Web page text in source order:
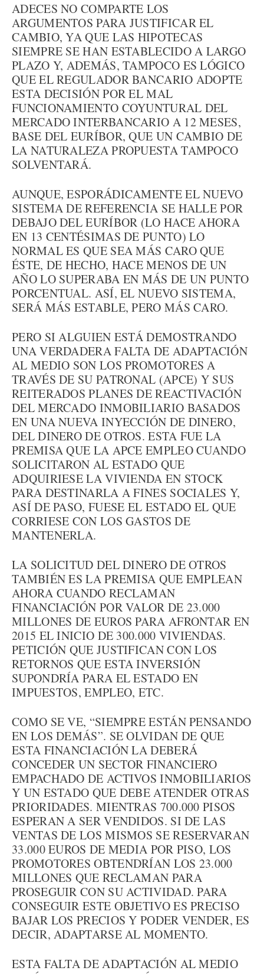
ADECES NO COMPARTE LOS
ARGUMENTOS PARA JUSTIFICAR EL
CAMBIO, YA QUE LAS HIPOTECAS
SIEMPRE SE HAN ESTABLECIDO A LARGO
PLAZO Y, ADEMÁS, TAMPOCO ES LÓGICO
QUE EL REGULADOR BANCARIO ADOPTE
ESTA DECISIÓN POR EL MAL
FUNCIONAMIENTO COYUNTURAL DEL
MERCADO INTERBANCARIO A 12 MESES,
BASE DEL EURÍBOR, QUE UN CAMBIO DE
LA NATURALEZA PROPUESTA TAMPOCO
SOLVENTARÁ.
AUNQUE, ESPORÁDICAMENTE EL NUEVO
SISTEMA DE REFERENCIA SE HALLE POR
DEBAJO DEL EURÍBOR (LO HACE AHORA
EN 13 CENTÉSIMAS DE PUNTO) LO
NORMAL ES QUE SEA MÁS CARO QUE
ÉSTE, DE HECHO, HACE MENOS DE UN
AÑO LO SUPERABA EN MÁS DE UN PUNTO
PORCENTUAL. ASÍ, EL NUEVO SISTEMA,
SERÁ MÁS ESTABLE, PERO MÁS CARO.
PERO SI ALGUIEN ESTÁ DEMOSTRANDO
UNA VERDADERA FALTA DE ADAPTACIÓN
AL MEDIO SON LOS PROMOTORES A
TRAVÉS DE SU PATRONAL (APCE) Y SUS
REITERADOS PLANES DE REACTIVACIÓN
DEL MERCADO INMOBILIARIO BASADOS
EN UNA NUEVA INYECCIÓN DE DINERO,
DEL DINERO DE OTROS. ESTA FUE LA
PREMISA QUE LA APCE EMPLEO CUANDO
SOLICITARON AL ESTADO QUE
ADQUIRIESE LA VIVIENDA EN STOCK
PARA DESTINARLA A FINES SOCIALES Y,
ASÍ DE PASO, FUESE EL ESTADO EL QUE
CORRIESE CON LOS GASTOS DE
MANTENERLA.
LA SOLICITUD DEL DINERO DE OTROS
TAMBIÉN ES LA PREMISA QUE EMPLEAN
AHORA CUANDO RECLAMAN
FINANCIACIÓN POR VALOR DE 23.000
MILLONES DE EUROS PARA AFRONTAR EN
2015 EL INICIO DE 300.000 VIVIENDAS.
PETICIÓN QUE JUSTIFICAN CON LOS
RETORNOS QUE ESTA INVERSIÓN
SUPONDRÍA PARA EL ESTADO EN
IMPUESTOS, EMPLEO, ETC.
COMO SE VE, “SIEMPRE ESTÁN PENSANDO
EN LOS DEMÁS”. SE OLVIDAN DE QUE
ESTA FINANCIACIÓN LA DEBERÁ
CONCEDER UN SECTOR FINANCIERO
EMPACHADO DE ACTIVOS INMOBILIARIOS
Y UN ESTADO QUE DEBE ATENDER OTRAS
PRIORIDADES. MIENTRAS 700.000 PISOS
ESPERAN A SER VENDIDOS. SI DE LAS
VENTAS DE LOS MISMOS SE RESERVARAN
33.000 EUROS DE MEDIA POR PISO, LOS
PROMOTORES OBTENDRÍAN LOS 23.000
MILLONES QUE RECLAMAN PARA
PROSEGUIR CON SU ACTIVIDAD. PARA
CONSEGUIR ESTE OBJETIVO ES PRECISO
BAJAR LOS PRECIOS Y PODER VENDER, ES
DECIR, ADAPTARSE AL MOMENTO.
ESTA FALTA DE ADAPTACIÓN AL MEDIO